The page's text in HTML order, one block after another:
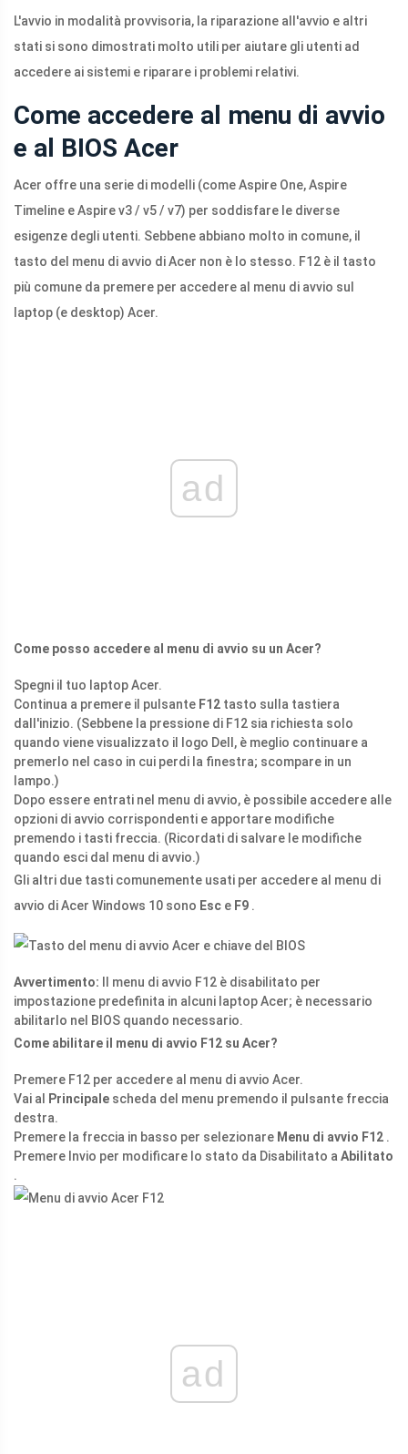
L'avvio in modalità provvisoria, la riparazione all'avvio e altri
stati si sono dimostrati molto utili per aiutare gli utenti ad
accedere ai sistemi e riparare i problemi relativi.
Come accedere al menu di avvio
e al BIOS Acer
Acer offre una serie di modelli (come Aspire One, Aspire
Timeline e Aspire v3 / v5 / v7) per soddisfare le diverse
esigenze degli utenti. Sebbene abbiano molto in comune, il
tasto del menu di avvio di Acer non è lo stesso. F12 è il tasto
più comune da premere per accedere al menu di avvio sul
laptop (e desktop) Acer.
ad
Come posso accedere al menu di avvio su un Acer?
Spegni il tuo laptop Acer.
Continua a premere il pulsante F12 tasto sulla tastiera
dall'inizio. (Sebbene la pressione di F12 sia richiesta solo
quando viene visualizzato il logo Dell, è meglio continuare a
premerlo nel caso in cui perdi la finestra; scompare in un
lampo.)
Dopo essere entrati nel menu di avvio, è possibile accedere alle
opzioni di avvio corrispondenti e apportare modifiche
premendo i tasti freccia. (Ricordati di salvare le modifiche
quando esci dal menu di avvio.)
Gli altri due tasti comunemente usati per accedere al menu di
avvio di Acer Windows 10 sono Esc e F9 .
Avvertimento: Il menu di avvio F12 è disabilitato per
impostazione predefinita in alcuni laptop Acer; è necessario
abilitarlo nel BIOS quando necessario.
Come abilitare il menu di avvio F12 su Acer?
Premere F12 per accedere al menu di avvio Acer.
Vai al
Principale scheda del menu premendo il pulsante freccia
destra.
Premere la freccia in basso per selezionare Menu di avvio F12 .
Premere Invio per modificare lo stato da Disabilitato a Abilitato
.
ad